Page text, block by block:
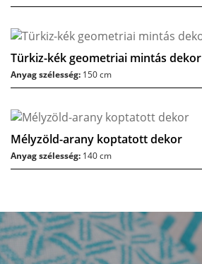
Türkiz-kék geometriai mintás dekor
Anyag szélesség: 150 cm
Mélyzöld-arany koptatott dekor
Anyag szélesség: 140 cm